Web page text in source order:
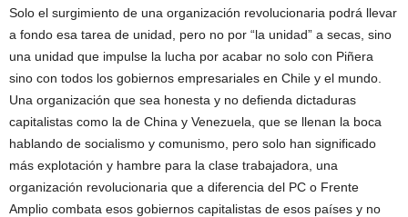
Solo el surgimiento de una organización revolucionaria podrá llevar
a fondo esa tarea de unidad, pero no por “la unidad” a secas, sino
una unidad que impulse la lucha por acabar no solo con Piñera
sino con todos los gobiernos empresariales en Chile y el mundo.
Una organización que sea honesta y no defienda dictaduras
capitalistas como la de China y Venezuela, que se llenan la boca
hablando de socialismo y comunismo, pero solo han significado
más explotación y hambre para la clase trabajadora, una
organización revolucionaria que a diferencia del PC o Frente
Amplio combata esos gobiernos capitalistas de esos países y no